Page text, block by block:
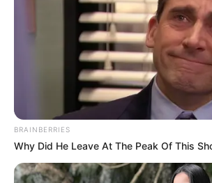
LEA TAMBIÉN
Bloquearon vía nacional
Santander: comunidad
la falta de agua
BRAINBERRIES
Why Did He Leave At The Peak Of This